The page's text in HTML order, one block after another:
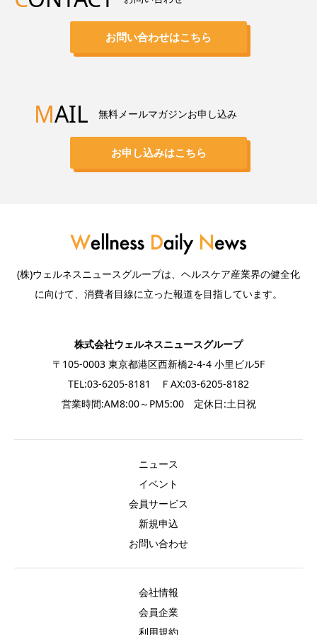
お問い合わせはこちら
MAIL 無料メールマガジンお申し込み
お申し込みはこちら
(株)ウェルネスニュースグループは、ヘルスケア産業界の健全化
に向けて、消費者目線に立った報道を目指しています。
株式会社ウェルネスニュースグループ
〒105-0003 東京都港区西新橋2-4-4 小里ビル5F
TEL:03-6205-8181 ＦAX:03-6205-8182
営業時間:AM8:00～PM5:00 定休日:土日祝
ニュース
イベント
会員サービス
新規申込
お問い合わせ
会社情報
会員企業
利用規約